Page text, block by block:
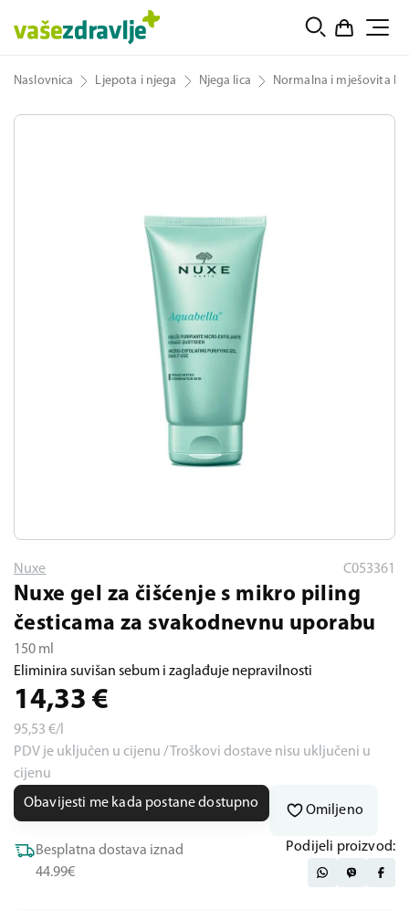
Naslovnica Ljepota i njega Njega lica Normalna i mješovita
Nuxe C053361
Nuxe gel za čišćenje s mikro piling
česticama za svakodnevnu uporabu
150 ml
Eliminira suvišan sebum i zaglađuje nepravilnosti
14,33 €
95,53 €/l
PDV je uključen u cijenu / Troškovi dostave nisu uključeni u
cijenu
Obavijesti me kada postane dostupno
Omiljeno
Besplatna dostava iznad
44.99€
Podijeli proizvod: